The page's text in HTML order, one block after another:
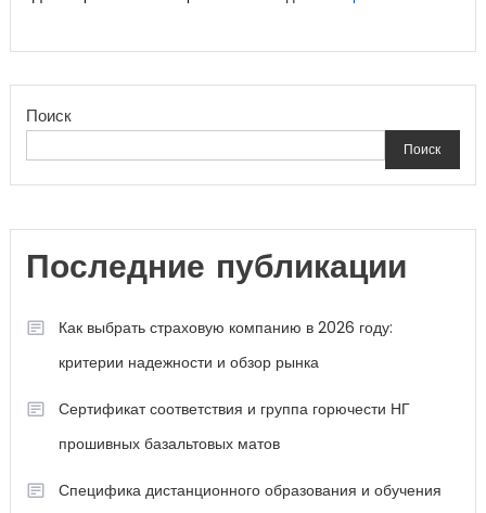
Поиск
Поиск
Последние публикации
Как выбрать страховую компанию в 2026 году:
критерии надежности и обзор рынка
Сертификат соответствия и группа горючести НГ
прошивных базальтовых матов
Специфика дистанционного образования и обучения